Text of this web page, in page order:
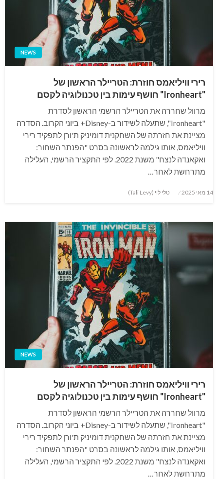
NEWS
רירי וויליאמס חוזרת: הטריילר הראשון של
"Ironheart" חושף עימות בין טכנולוגיה לקסם
מרוול שחררה את הטריילר הרשמי הראשון לסדרת
"Ironheart", שתעלה לשידור ב-Disney+ ביוני הקרוב. הסדרה
מציינת את חזרתה של השחקנית דומיניק ת'ורן לתפקיד רירי
וויליאמס, אותו גילמה לראשונה בסרט "הפנתר השחור:
ואקאנדה לנצח" משנת 2022. לפי התקציר הרשמי, העלילה
מתרחשת לאחר…
Posted
14 מאי 2025 טלי לוי (Tali Levy)
NEWS
רירי וויליאמס חוזרת: הטריילר הראשון של
"Ironheart" חושף עימות בין טכנולוגיה לקסם
מרוול שחררה את הטריילר הרשמי הראשון לסדרת
"Ironheart", שתעלה לשידור ב-Disney+ ביוני הקרוב. הסדרה
מציינת את חזרתה של השחקנית דומיניק ת'ורן לתפקיד רירי
וויליאמס, אותו גילמה לראשונה בסרט "הפנתר השחור:
ואקאנדה לנצח" משנת 2022. לפי התקציר הרשמי, העלילה
מתרחשת לאחר…